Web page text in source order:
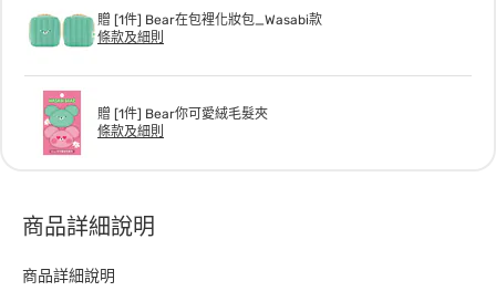
贈 [1件] Bear在包裡化妝包_Wasabi款
條款及細則
贈 [1件] Bear你可愛絨毛髮夾
條款及細則
商品詳細說明
商品詳細說明